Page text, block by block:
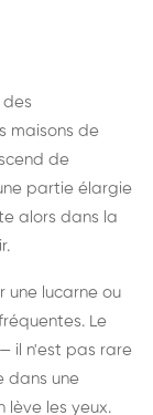
des
maisons de
de
partie élargie
alors dans la
une lucarne ou
Le
il n'est pas rare
dans une
lève les yeux.